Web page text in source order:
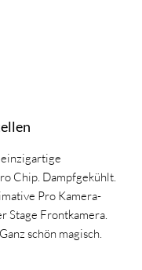
Chip. Dampfgekühlt.
Pro Kamera-
Stage Frontkamera.
schön magisch.